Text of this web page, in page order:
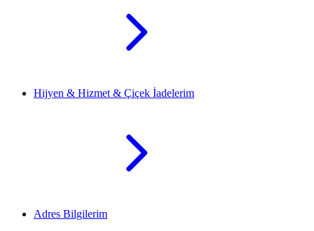
Hijyen & Hizmet & Çiçek İadelerim
Adres Bilgilerim